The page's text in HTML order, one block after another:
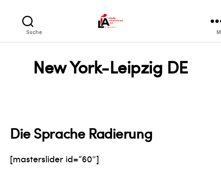
Suche
New York-Leipzig DE
Die Sprache Radierung
[masterslider id=“60″]